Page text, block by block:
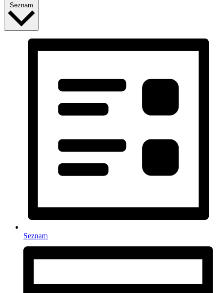
Seznam
Seznam